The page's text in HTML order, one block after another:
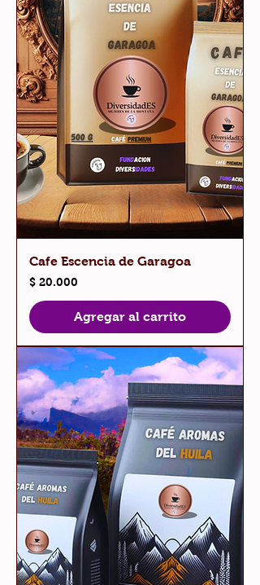
Cafe Escencia de Garagoa
Precio
$ 20.000
Agregar al carrito